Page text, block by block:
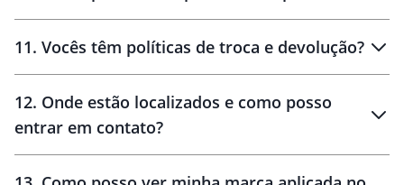
11. Vocês têm políticas de troca e devolução?
30 dias
12. Onde estão localizados e como posso
entrar em contato?